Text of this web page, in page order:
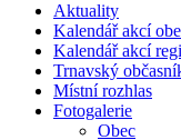
Aktuality
Kalendář akcí
Kalendář akcí
Trnavský
Místní rozhlas
Fotogalerie
Obec